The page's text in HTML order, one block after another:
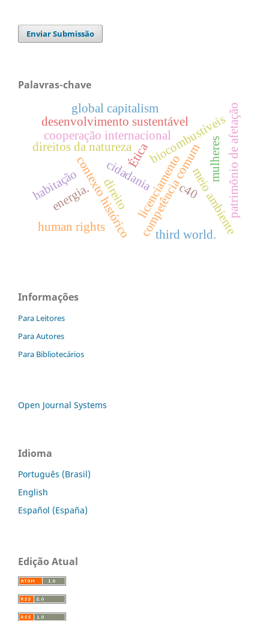
Enviar Submissão
Palavras-chave
biocombustíveis
contexto histórico
cooperação internacional
energia. competência comum
desenvolvimento sustentável
licenciamentomeio ambiente
direito
Ética
cidadania
direitos da natureza
habitação patrimônio de afetação
human rights
global capitalism
third world.
c40
mulheres
Informações
Para Leitores
Para Autores
Para Bibliotecários
Open Journal Systems
Idioma
Português (Brasil)
English
Español (España)
Edição Atual